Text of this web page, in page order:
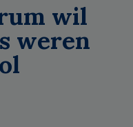
wil
weren